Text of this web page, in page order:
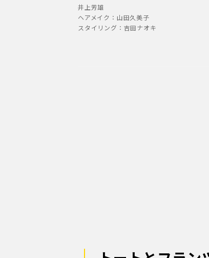
井上芳雄
ヘアメイク：山田久美子
スタイリング：吉田ナオキ
トートとフラ